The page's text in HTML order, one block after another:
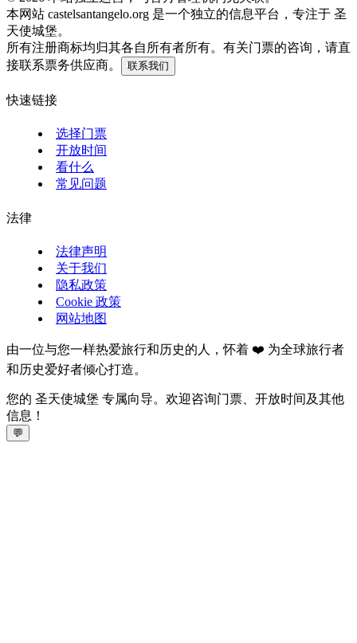
本网站 castelsantangelo.org 是一个独立的信息平台，专注于 圣
天使城堡。
所有注册商标均归其各自所有者所有。有关门票的咨询，请直
接联系票务供应商。
联系我们
快速链接
选择门票
开放时间
看什么
常见问题
法律
法律声明
关于我们
隐私政策
Cookie 政策
网站地图
由一位与您一样热爱旅行和历史的人，怀着 ❤️ 为全球旅行者
和历史爱好者倾心打造。
您的 圣天使城堡 专属向导。欢迎咨询门票、开放时间及其他
信息！
💬